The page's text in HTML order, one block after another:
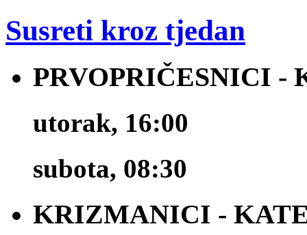
Susreti kroz tjedan
PRVOPRIČESNICI -
utorak, 16:00
subota, 08:30
KRIZMANICI -